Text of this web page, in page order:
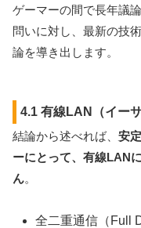
ゲーマーの間で長年議
問いに対し、最新の技
論を導き出します。
4.1 有線LAN（イー
結論から述べれば、 安
ーにとって、有線LAN
ん。
全二重通信（Full